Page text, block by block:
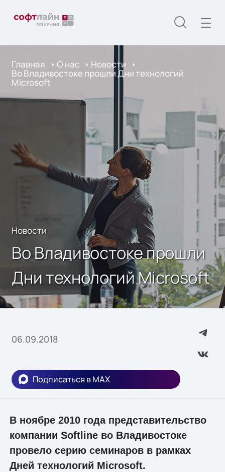
Главная О нас Новости
Во Владивостоке прошли Дни технологий
Microsoft
Новости
Во Владивостоке прошли
Дни технологий Microsoft
06.09.2018
Подписаться в MAX
В ноябре 2010 года представительство
компании Softline во Владивостоке
провело серию семинаров в рамках
Дней технологий Microsoft.